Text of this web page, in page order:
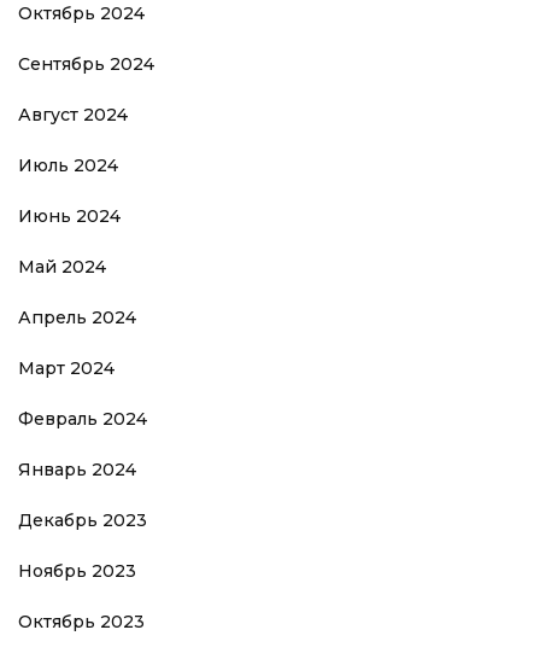
Октябрь 2024
Сентябрь 2024
Август 2024
Июль 2024
Июнь 2024
Май 2024
Апрель 2024
Март 2024
Февраль 2024
Январь 2024
Декабрь 2023
Ноябрь 2023
Октябрь 2023